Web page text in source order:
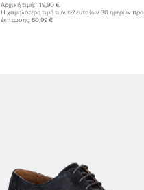
Αρχική τιμή: 119,90 €
Η χαμηλότερη τιμή των τελευταίων 30 ημερών προ
έκπτωσης: 80,99 €